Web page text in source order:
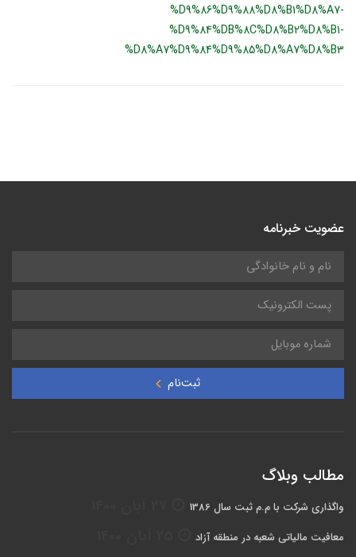
%D9%86%D9%88%D8%B1%D8%A7-
%D9%84%DB%8C%D8%B2%D8%B1-
%D8%A7%D9%84%D9%85%D8%A7%D8%B3
عضویت خبرنامه
ثبت‌نام
مطالب وبلاگ
واگذاری شرکت با م.م ثبت سال 1386
معافیت مالیاتی شعبه در منطقه آزاد